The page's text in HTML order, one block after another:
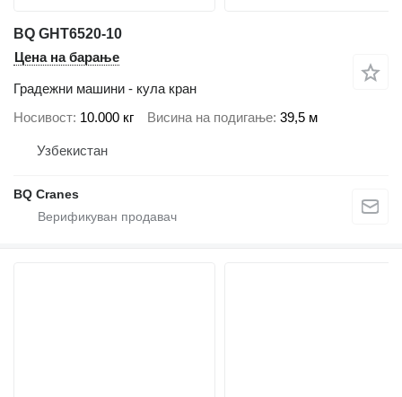
BQ GHT6520-10
Цена на барање
Градежни машини - кула кран
Носивост 10.000 кг Висина на подигање 39,5 м
Узбекистан
BQ Cranes